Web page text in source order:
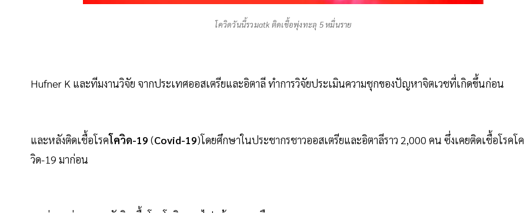
โควิดวันนี้รวมatk ติดเชื้อพุ่งทะลุ 5 หมื่นราย
Hufner K และทีมงานวิจัย จากประเทศออสเตรียและอิตาลี ทำการวิจัยประเมินความชุกของปัญหาจิตเวชที่เกิดขึ้นก่อน
และหลังติดเชื้อโรคโควิด-19 (Covid-19)โดยศึกษาในประชากรชาวออสเตรียและอิตาลีราว 2,000 คน ซึ่งเคยติดเชื้อโรคโค
วิด-19 มาก่อน